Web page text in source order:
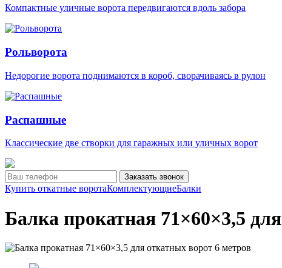
Компактные уличные ворота передвигаются вдоль забора
Рольворота
Недорогие ворота поднимаются в короб, сворачиваясь в рулон
Распашные
Классические две створки для гаражных или уличных ворот
Заказать звонок
Купить откатные воротаКомплектующиеБалки
Балка прокатная 71×60×3,5